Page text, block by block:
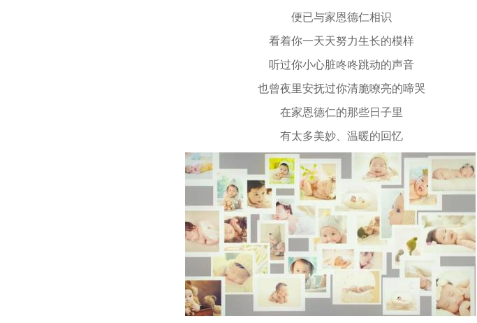
便已与家恩德仁相识
看着你一天天努力生长的模样
听过你小心脏咚咚跳动的声音
也曾夜里安抚过你清脆嘹亮的啼哭
在家恩德仁的那些日子里
有太多美妙、温暖的回忆